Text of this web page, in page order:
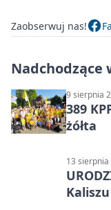
Zaobserwuj nas!
Nadchodzące
9 sierpnia
389
żółta
13
Kaliszu